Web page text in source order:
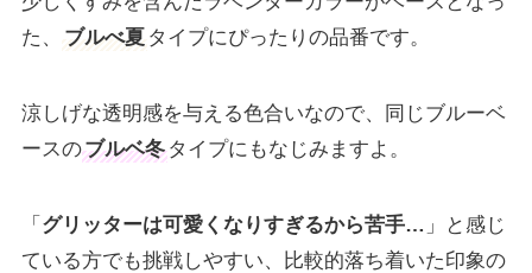
た、
ブルべ夏 タイプにぴったりの品番です。
涼しげな透明感を与える色合いなので、同じブルーベ
ースのブルベ冬タイプにもなじみますよ。
「 グリッターは可愛くなりすぎるから苦手… 」と感じ
ている方でも挑戦しやすい、比較的落ち着いた印象の